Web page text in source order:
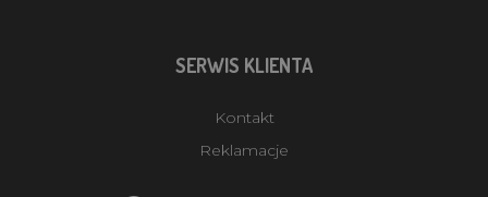
SERWIS KLIENTA
Kontakt
Reklamacje